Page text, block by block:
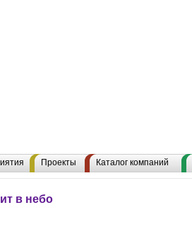
Проекты Каталог компаний
в небо